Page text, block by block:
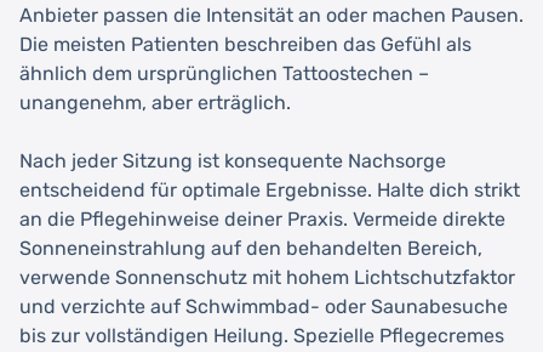
Anbieter passen die Intensität an oder machen Pausen.
Die meisten Patienten beschreiben das Gefühl als
ähnlich dem ursprünglichen Tattoostechen –
unangenehm, aber erträglich.
Nach jeder Sitzung ist konsequente Nachsorge
entscheidend für optimale Ergebnisse. Halte dich strikt
an die Pflegehinweise deiner Praxis. Vermeide direkte
Sonneneinstrahlung auf den behandelten Bereich,
verwende Sonnenschutz mit hohem Lichtschutzfaktor
und verzichte auf Schwimmbad- oder Saunabesuche
bis zur vollständigen Heilung. Spezielle Pflegecremes